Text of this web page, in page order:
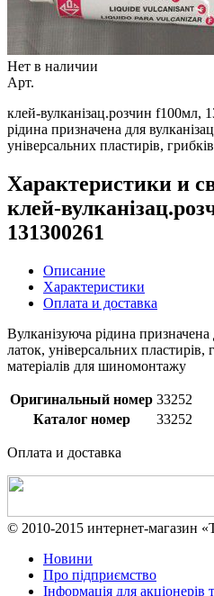
Нет в наличии
Арт.
клей-вулканізац.розчин f100мл,
рідина призначена для
універсальних пластирів,
Характеристики и
клей-
131300261
Описание
Характеристики
Оплата и доставка
Вулканізуюча рідина призначена
латок, універсальних пластирів,
матеріалів для шиномонтажу
Оригинальный номер 33252
Каталог номер
33252
Оплата и доставка
© 2010-2015 интернет-магазин
Новини
Про підприємство
Інформація для акціонерів